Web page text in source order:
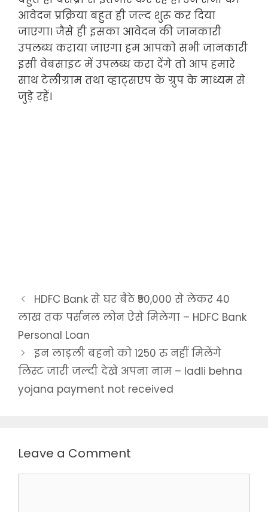
आवेदन प्रक्रिया बहुत ही जल्द शुरू कर दिया
जाएगा। जैसे ही इसका आवेदन की जानकारी
उपलब्ध कराया जाएगा हम आपको सभी जानकारी
इसी वेबसाइट में उपलब्ध करा देंगे तो आप हमारे
साथ टेलीग्राम तथा व्हाट्सएप के ग्रुप के माध्यम से
जुड़े रहें।
HDFC Bank से घर बैठे ₹50,000 से लेकर 40
लाख तक पर्सनल लोन ऐसे मिलेगा – HDFC Bank
Personal Loan
इन लाड़ली बहनो को 1250 रु नहीं मिलेंगे
लिस्ट जारी जल्दी देखे अपना नाम – ladli behna
yojana payment not received
Leave a Comment